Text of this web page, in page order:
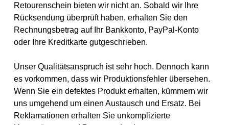
Retourenschein bieten wir nicht an. Sobald wir Ihre
Rücksendung überprüft haben, erhalten Sie den
Rechnungsbetrag auf Ihr Bankkonto, PayPal-Konto
oder Ihre Kreditkarte gutgeschrieben.
Unser Qualitätsanspruch ist sehr hoch. Dennoch kann
es vorkommen, dass wir Produktionsfehler übersehen.
Wenn Sie ein defektes Produkt erhalten, kümmern wir
uns umgehend um einen Austausch und Ersatz. Bei
Reklamationen erhalten Sie unkomplizierte